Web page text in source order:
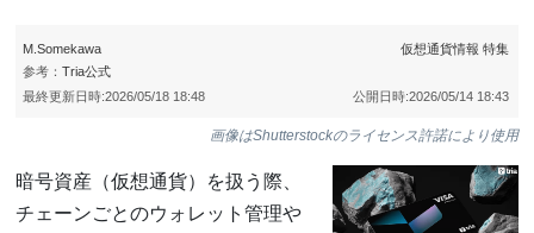
M.Somekawa
参考： Tria公式
仮想通貨情報 特集
公開日時:2026/05/14 18:43
最終更新日時:2026/05/18 18:48
画像はShutterstockのライセンス許諾により使用
暗号資産（仮想通貨）を扱う際、
チェーンごとのウォレット管理や